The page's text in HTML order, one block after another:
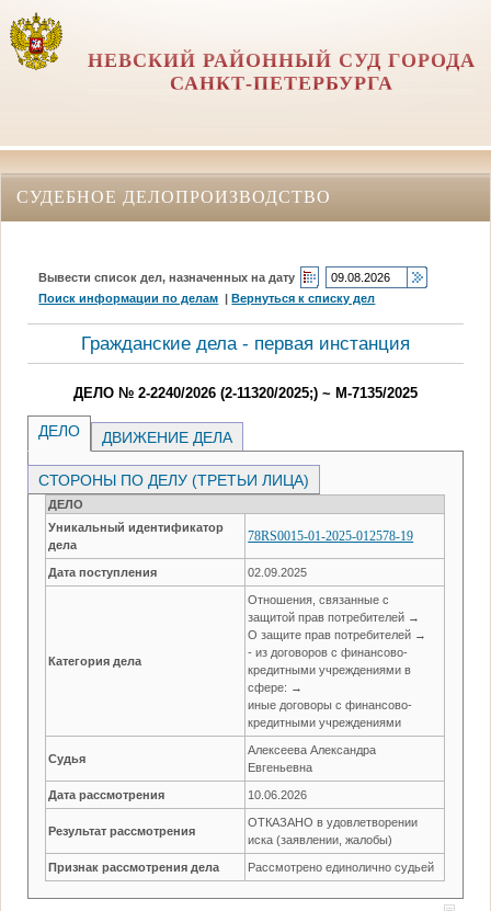
НЕВСКИЙ РАЙОННЫЙ СУД ГОРОДА
САНКТ-ПЕТЕРБУРГА
СУДЕБНОЕ ДЕЛОПРОИЗВОДСТВО
Вывести список дел, назначенных на дату
Поиск информации по делам |Вернуться к списку дел
Гражданские дела - первая инстанция
ДЕЛО № 2-2240/2026 (2-11320/2025;) ~ М-7135/2025
ДЕЛО ДВИЖЕНИЕ ДЕЛА
СТОРОНЫ ПО ДЕЛУ (ТРЕТЬИ ЛИЦА)
ДЕЛО
Уникальный идентификатор
дела
78RS0015-01-2025-012578-19
Дата поступления 02.09.2025
Категория дела
Отношения, связанные с
защитой прав потребителей →
О защите прав потребителей →
- из договоров с финансово-
кредитными учреждениями в
сфере: →
иные договоры с финансово-
кредитными учреждениями
Судья
Алексеева Александра
Евгеньевна
Дата рассмотрения 10.06.2026
Результат рассмотрения
ОТКАЗАНО в удовлетворении
иска (заявлении, жалобы)
Признак рассмотрения дела Рассмотрено единолично судьей